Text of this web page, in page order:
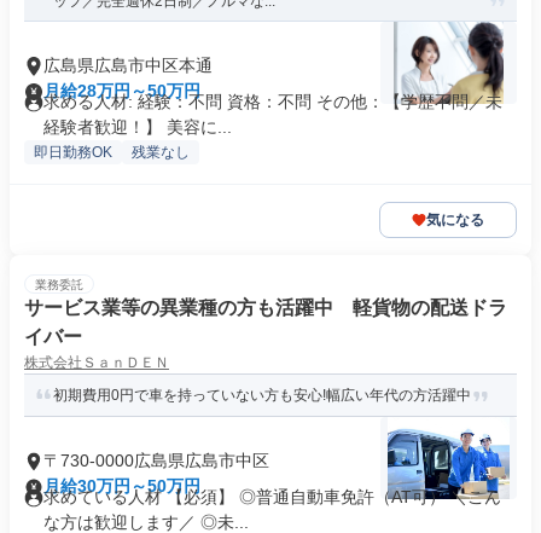
広島県広島市中区本通
月給28万円～50万円
求める人材: 経験：不問 資格：不問 その他：【学歴不問／未
経験者歓迎！】 美容に...
即日勤務OK 残業なし
気になる
業務委託
サービス業等の異業種の方も活躍中 軽貨物の配送ドラ
イバー
株式会社ＳａｎＤＥＮ
初期費用0円で車を持っていない方も安心!幅広い年代の方活躍中
〒730-0000広島県広島市中区
月給30万円～50万円
求めている人材 【必須】 ◎普通自動車免許（AT可） ＼こん
な方は歓迎します／ ◎未...